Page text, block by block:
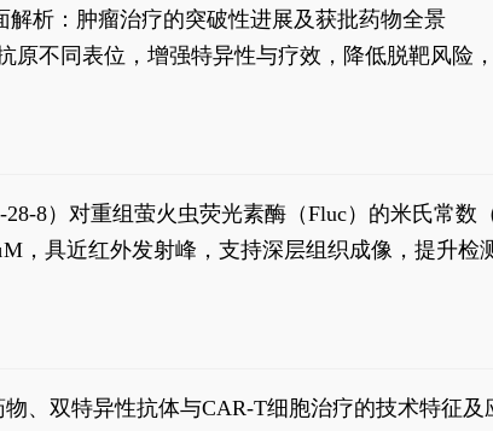
解析：肿瘤治疗的突破性进展及获批药物全景
原不同表位，增强特异性与疗效，降低脱靶风险
28-8）对重组萤火虫荧光素酶（Fluc）的米氏常
物模型中极低给药剂量下的高灵敏度、非侵入
，具近红外发射峰，支持深层组织成像，提升
、双特异性抗体与CAR-T细胞治疗的技术特征及